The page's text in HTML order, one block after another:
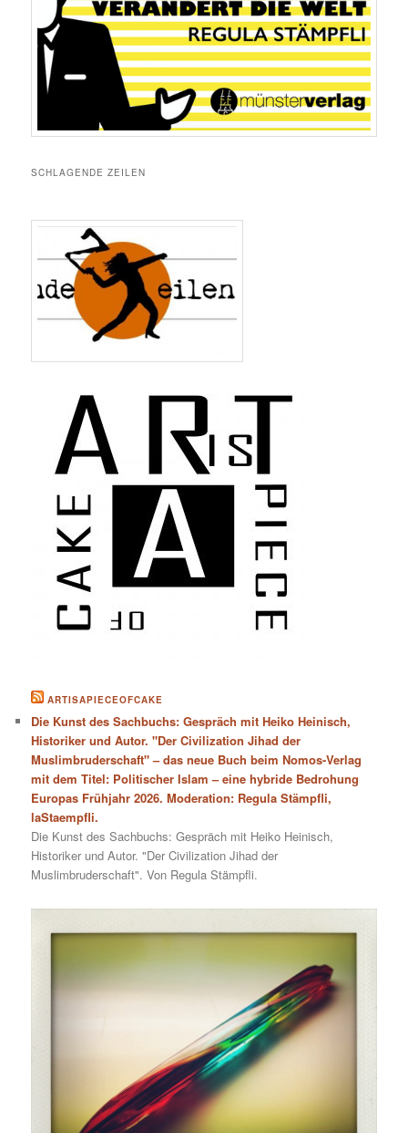
SCHLAGENDE ZEILEN
ARTISAPIECEOFCAKE
Die Kunst des Sachbuchs: Gespräch mit Heiko Heinisch,
Historiker und Autor. "Der Civilization Jihad der
Muslimbruderschaft" – das neue Buch beim Nomos-Verlag
mit dem Titel: Politischer Islam – eine hybride Bedrohung
Europas Frühjahr 2026. Moderation: Regula Stämpfli,
laStaempfli.
Die Kunst des Sachbuchs: Gespräch mit Heiko Heinisch,
Historiker und Autor. "Der Civilization Jihad der
Muslimbruderschaft". Von Regula Stämpfli.